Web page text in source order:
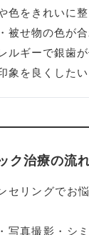
色をきれいに
被せ物の色が
ルギーで銀歯
象を良くしたい
ク治療の流
セリングでお
写真撮影・シ